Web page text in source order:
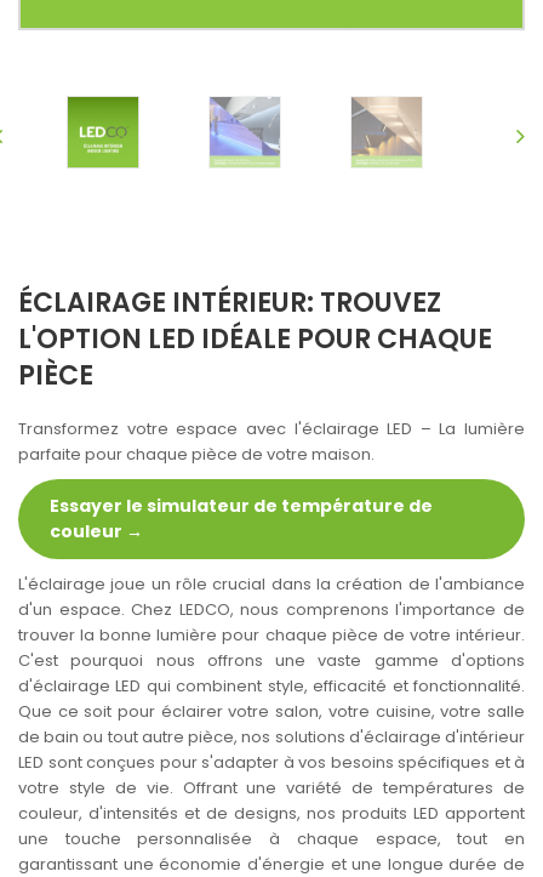
ÉCLAIRAGE INTÉRIEUR: TROUVEZ
L'OPTION LED IDÉALE POUR CHAQUE
PIÈCE
Transformez votre espace avec l'éclairage LED – La lumière
parfaite pour chaque pièce de votre maison.
Essayer le simulateur de température de
couleur →
L'éclairage joue un rôle crucial dans la création de l'ambiance
d'un espace. Chez LEDCO, nous comprenons l'importance de
trouver la bonne lumière pour chaque pièce de votre intérieur.
C'est pourquoi nous offrons une vaste gamme d'options
d'éclairage LED qui combinent style, efficacité et fonctionnalité.
Que ce soit pour éclairer votre salon, votre cuisine, votre salle
de bain ou tout autre pièce, nos solutions d'éclairage d'intérieur
LED sont conçues pour s'adapter à vos besoins spécifiques et à
votre style de vie. Offrant une variété de températures de
couleur, d'intensités et de designs, nos produits LED apportent
une touche personnalisée à chaque espace, tout en
garantissant une économie d'énergie et une longue durée de